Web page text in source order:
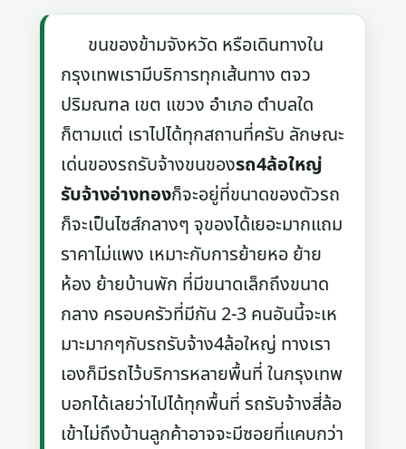
ขนของข้ามจังหวัด หรือเดินทางใน
กรุงเทพเรามีบริการทุกเส้นทาง ตจว
ปริมณฑล เขต แขวง อำเภอ ตำบลใด
ก็ตามแต่ เราไปได้ทุกสถานที่ครับ ลักษณะ
เด่นของรถรับจ้างขนของรถ4ล้อใหญ่
รับจ้างอ่างทองก็จะอยู่ที่ขนาดของตัวรถ
ก็จะเป็นไซส์กลางๆ จุของได้เยอะมากแถม
ราคาไม่แพง เหมาะกับการย้ายหอ ย้าย
ห้อง ย้ายบ้านพัก ที่มีขนาดเล็กถึงขนาด
กลาง ครอบครัวที่มีกัน 2-3 คนอันนี้จะเห
มาะมากๆกับรถรับจ้าง4ล้อใหญ่ ทางเรา
เองก็มีรถไว้บริการหลายพื้นที่ ในกรุงเทพ
บอกได้เลยว่าไปได้ทุกพื้นที่ รถรับจ้างสี่ล้อ
เข้าไม่ถึงบ้านลูกค้าอาจจะมีซอยที่แคบกว่า